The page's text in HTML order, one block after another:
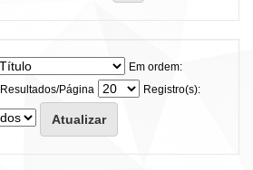
Em ordem:
Resultados/Página
Registro(s):